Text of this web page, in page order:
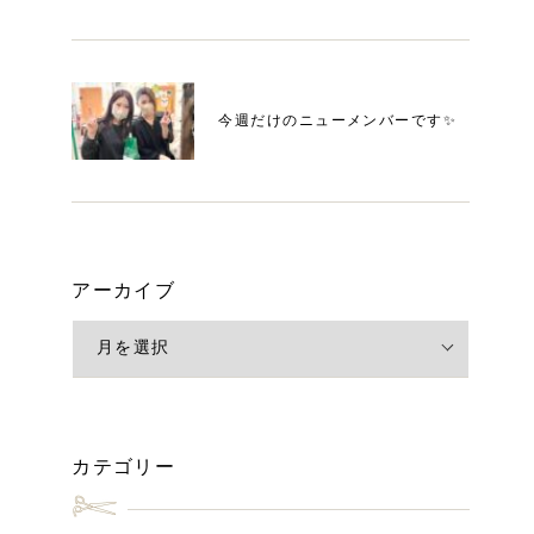
今週だけのニューメンバーです✨
アーカイブ
カテゴリー